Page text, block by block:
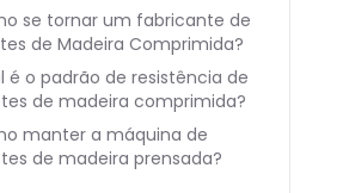
se tornar um fabricante de
de Madeira Comprimida?
é o padrão de resistência de
de madeira comprimida?
manter a máquina de
de madeira prensada?